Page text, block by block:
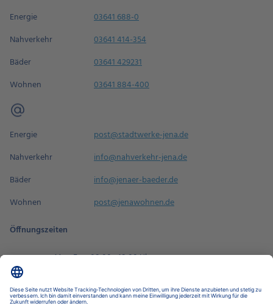
Energie
03641 688-0
Nahverkehr
03641 414-354
Bäder
03641 429231
Wohnen
03641 884-400
Energie
post@stadtwerke-jena.de
Nahverkehr
info@nahverkehr-jena.de
Bäder
info@jenaer-baeder.de
Wohnen
post@jenawohnen.de
Öffnungszeiten
Mo - Fr
08:00 - 18:00 Uhr